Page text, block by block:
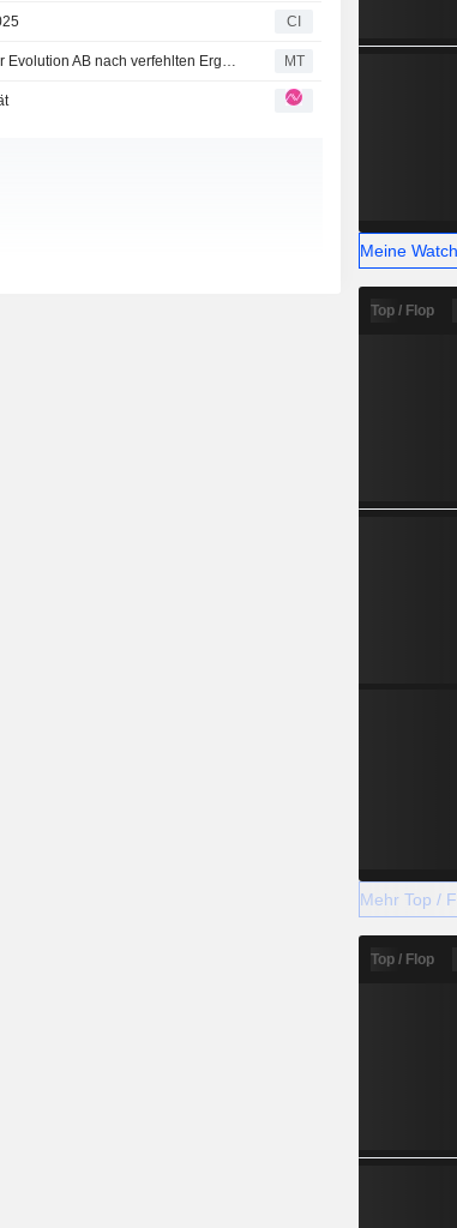
CI
Berenberg senkt Kursziel und Prognosen für Evolution AB nach verfehlten Ergebnissen im vierten Quartal 2025 MT
Meine
Top / Flop
Mehr Top /
Top / Flop